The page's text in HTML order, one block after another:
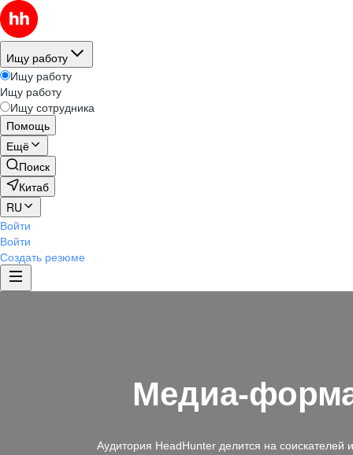
Ищу работу
Ищу работу
Ищу работу
Ищу сотрудника
Помощь
Ещё
Поиск
Китаб
RU
Войти
Войти
Создать резюме
Медиа-
Аудитория HeadHunter делится на соискателей